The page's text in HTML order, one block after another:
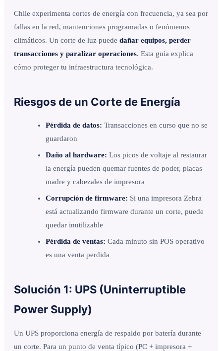
Chile experimenta cortes de energía con frecuencia, ya sea por
fallas en la red, mantenciones programadas o fenómenos
climáticos. Un corte de luz puede dañar equipos, perder
transacciones y paralizar operaciones. Esta guía explica
cómo proteger tu infraestructura tecnológica.
Riesgos de un Corte de Energía
Pérdida de datos: Transacciones en curso que no se
guardaron
Daño al hardware: Los picos de voltaje al restaurar
la energía pueden quemar fuentes de poder, placas
madre y cabezales de impresora
Corrupción de firmware: Si una impresora Zebra
está actualizando firmware durante un corte, puede
quedar inutilizable
Pérdida de ventas: Cada minuto sin POS operativo
es una venta perdida
Solución 1: UPS (Uninterruptible
Power Supply)
Un UPS proporciona energía de respaldo por batería durante
un corte. Para un punto de venta típico (PC + impresora +